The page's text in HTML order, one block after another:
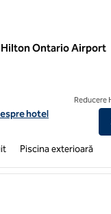
Hilton Ontario Airport
pentru
hotel
Reducere
Piscina exterioară